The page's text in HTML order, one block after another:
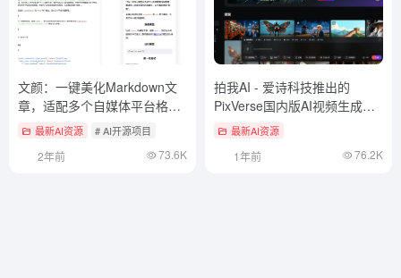
文颜：一键美化Markdown文
章，适配多个自媒体平台格式
（开源本地客户端）
最新AI资源 # AI开源项目
2年前 73.6K
拍我AI - 爱诗科技推出的
PixVerse国内版AI视频生成平
台 最新AI资源
1年前 76.2K